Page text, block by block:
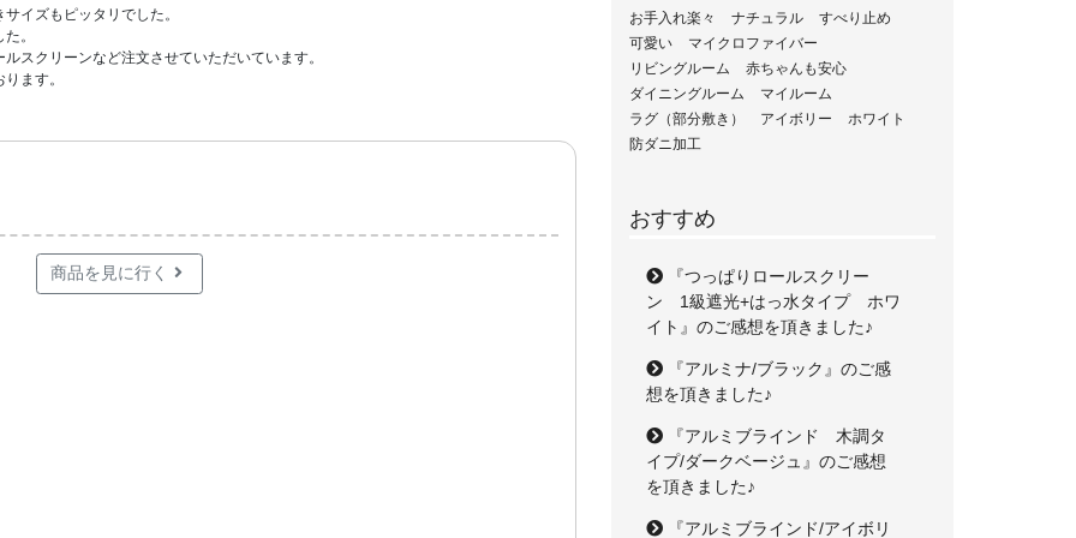
イズもピッタリでした。
。
スクリーンなど注文させていただいています。
ます。
商品を見に行く
お手入れ楽々
ナチュラル
すべり止め
可愛い
マイクロファイバー
リビングルーム
赤ちゃんも安心
ダイニングルーム
マイルーム
ラグ（部分敷き）
アイボリー
ホワイト
防ダニ加工
おすすめ
『つっぱりロールスクリー
ン 1級遮光+はっ水タイプ ホワ
イト』のご感想を頂きました♪
『アルミナ/ブラック』のご感
想を頂きました♪
『アルミブラインド 木調タ
イプ/ダークベージュ』のご感想
を頂きました♪
『アルミブラインド/アイボリ